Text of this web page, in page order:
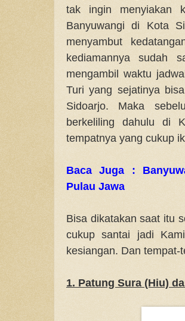
tak ingin menyiakan
Banyuwangi di Kota
menyambut
kediamannya sudah
mengambil waktu
Turi yang sejatinya
Sidoarjo. Maka
berkeliling dahulu di
tempatnya yang cukup
Baca Juga :
Pulau Jawa
Bisa dikatakan saat itu
cukup santai jadi
kesiangan. Dan
1. Patung Sura (Hiu)